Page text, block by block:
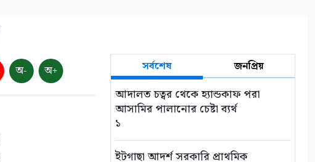
অ- অ+ সর্বশেষ জনপ্রিয়
আদালত চত্বর থেকে হ্যান্ডকাফ পরা
আসামির পালানোর চেষ্টা ব্যর্থ
১
ইটগাছা আদর্শ সরকারি প্রাথমিক